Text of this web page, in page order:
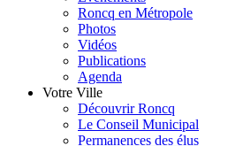
Roncq en Métropole
Photos
Vidéos
Publications
Agenda
Votre Ville
Découvrir Roncq
Le Conseil Municipal
Permanences des élus